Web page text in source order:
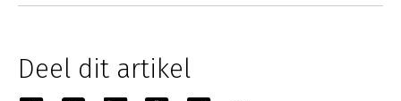
Deel dit artikel